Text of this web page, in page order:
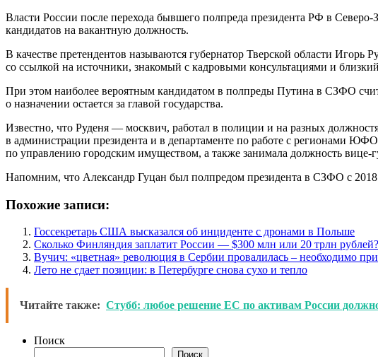
Власти России после перехода бывшего полпреда президента РФ в
кандидатов на вакантную должность.
В качестве претендентов называются губернатор Тверской области
со ссылкой на источники, знакомый с кадровыми консультациями и
При этом наиболее вероятным кандидатом в полпреды Путина в СЗФО
о назначении остается за главой государства.
Известно, что Руденя — москвич, работал в полиции и на разных
в администрации президента и в департаменте по работе с регионами
по управлению городским имуществом, а также занимала должность вице-
Напомним, что Александр Гуцан был полпредом президента в СЗФО с 2018
Похожие записи:
Госсекретарь США высказался об инциденте с дронами в Польше
Сколько Финляндия заплатит России — $300 млн или 20 трлн рублей?
Вучич: «цветная» революция в Сербии провалилась – необходимо
Лето не сдает позиции: в Петербурге снова сухо и тепло
Читайте также: Стубб: любое решение ЕС по активам России
Поиск
Поиск